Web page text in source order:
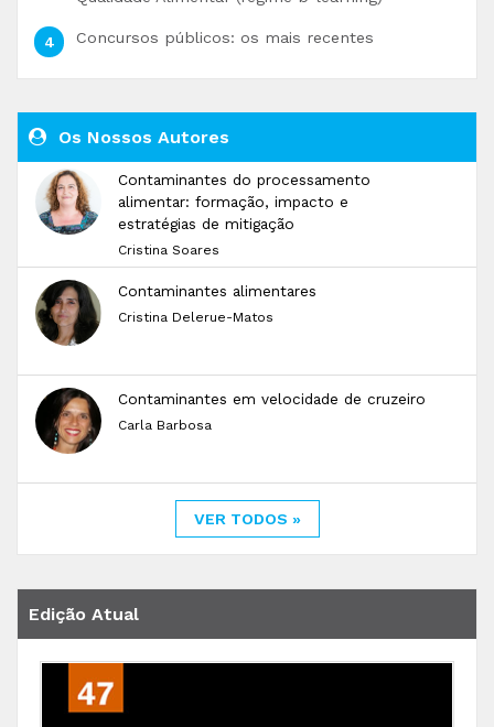
Concursos públicos: os mais recentes
Os Nossos Autores
Contaminantes do processamento
alimentar: formação, impacto e
estratégias de mitigação
Cristina Soares
Contaminantes alimentares
Cristina Delerue-Matos
Contaminantes em velocidade de cruzeiro
Carla Barbosa
VER TODOS »
Edição Atual